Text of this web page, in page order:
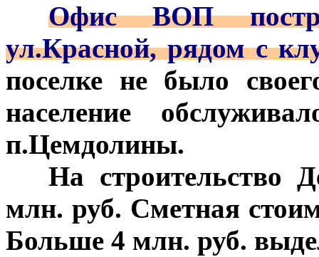
Офис ВОП
ул.Красной, рядом с
поселке не было
население
п.Цемдолины.
На строительство
млн. руб. Сметная
Больше 4 млн. руб.